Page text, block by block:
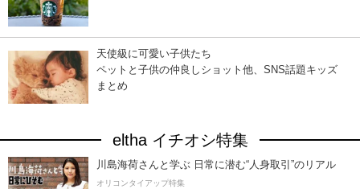
天使級に可愛い子供たち
ペットと子供の仲良しショット他、SNS話題キッズ
まとめ
eltha イチオシ特集
川島海荷さんと学ぶ 日常に潜む“人身取引”のリアル
オリコンタイアップ特集